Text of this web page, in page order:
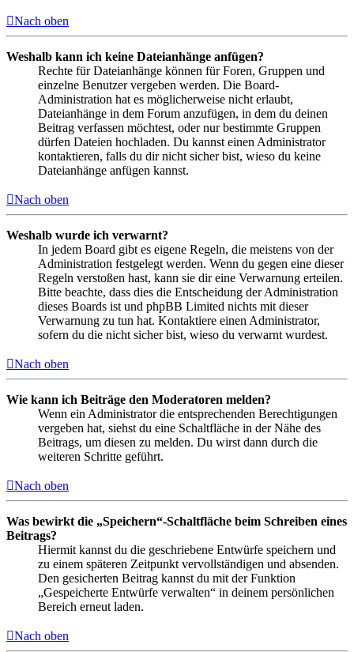
Nach oben
Weshalb kann ich keine Dateianhänge anfügen?
Rechte für Dateianhänge können für Foren, Gruppen und
einzelne Benutzer vergeben werden. Die Board-
Administration hat es möglicherweise nicht erlaubt,
Dateianhänge in dem Forum anzufügen, in dem du deinen
Beitrag verfassen möchtest, oder nur bestimmte Gruppen
dürfen Dateien hochladen. Du kannst einen Administrator
kontaktieren, falls du dir nicht sicher bist, wieso du keine
Dateianhänge anfügen kannst.
Nach oben
Weshalb wurde ich verwarnt?
In jedem Board gibt es eigene Regeln, die meistens von der
Administration festgelegt werden. Wenn du gegen eine dieser
Regeln verstoßen hast, kann sie dir eine Verwarnung erteilen.
Bitte beachte, dass dies die Entscheidung der Administration
dieses Boards ist und phpBB Limited nichts mit dieser
Verwarnung zu tun hat. Kontaktiere einen Administrator,
sofern du die nicht sicher bist, wieso du verwarnt wurdest.
Nach oben
Wie kann ich Beiträge den Moderatoren melden?
Wenn ein Administrator die entsprechenden Berechtigungen
vergeben hat, siehst du eine Schaltfläche in der Nähe des
Beitrags, um diesen zu melden. Du wirst dann durch die
weiteren Schritte geführt.
Nach oben
Was bewirkt die „Speichern“-Schaltfläche beim Schreiben eines
Beitrags?
Hiermit kannst du die geschriebene Entwürfe speichern und
zu einem späteren Zeitpunkt vervollständigen und absenden.
Den gesicherten Beitrag kannst du mit der Funktion
„Gespeicherte Entwürfe verwalten“ in deinem persönlichen
Bereich erneut laden.
Nach oben